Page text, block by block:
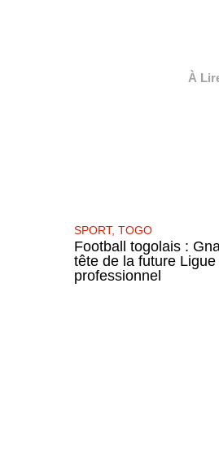
À
SPORT,TOGO
Football togolais :
tête de la future Ligue
professionnel